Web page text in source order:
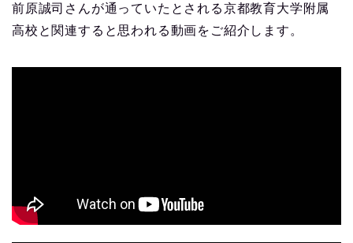
前原誠司さんが通っていたとされる京都教育大学附属
高校と関連すると思われる動画をご紹介します。